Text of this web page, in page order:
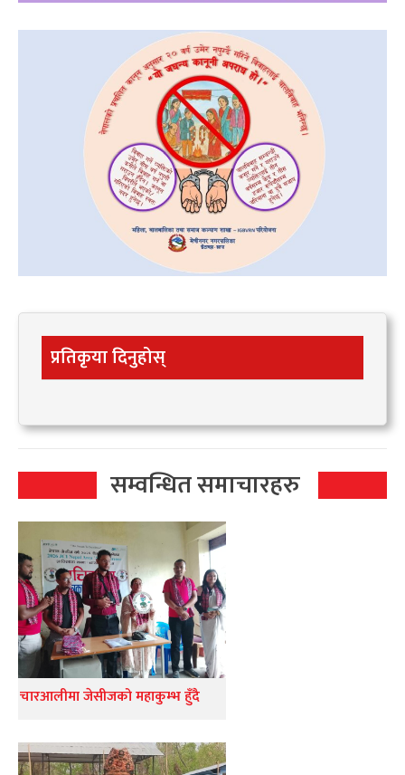
प्रतिकृया दिनुहोस्
सम्वन्धित समाचारहरु
चारआलीमा जेसीजको महाकुम्भ हुँदै